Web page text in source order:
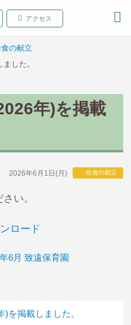
園 青森県弘
アクセス
の献立
した。
年)を掲載
2026年6月1日(月) 給食の献立
い。
ロード
)を掲載しました。